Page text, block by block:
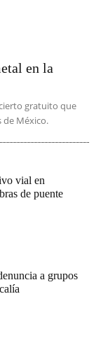
en la
gratuito que
de México.
vial en
de puente
a grupos